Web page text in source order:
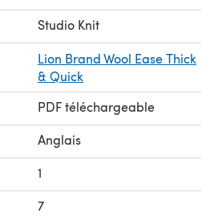
Needle • Cast Off Purlwise •
= Place Marker • SM = Slip
of stitches remaining needle
Studio Knit
Lion Brand Wool Ease Thick
& Quick
PDF téléchargeable
Anglais
1
7